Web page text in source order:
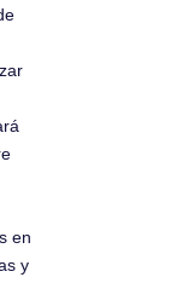
en
y